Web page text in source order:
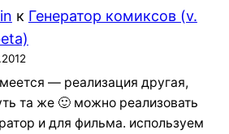
к Генератор комиксов (v.
— реализация другая,
та же 🙂 можно реализовать
и для фильма. используем